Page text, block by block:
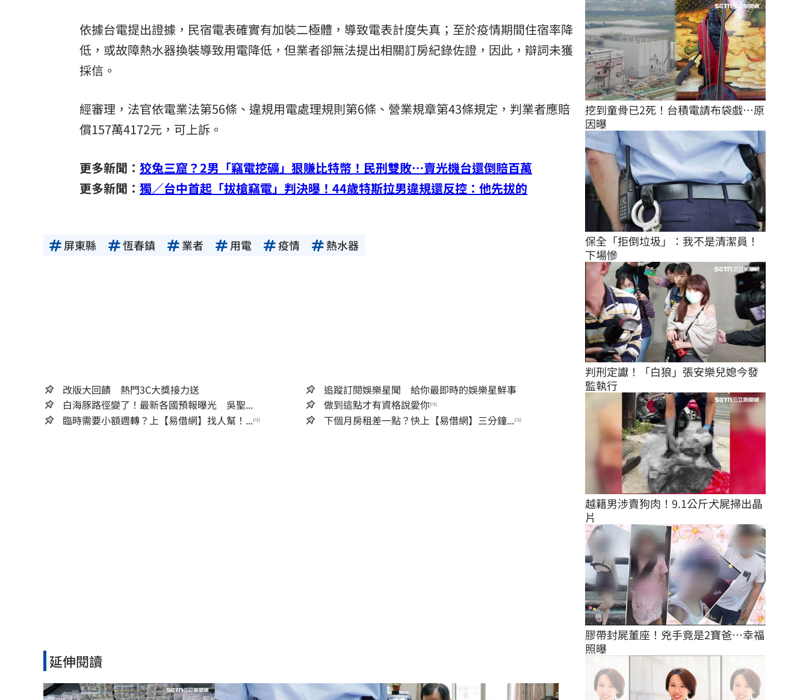
依據台電提出證據，民宿電表確實有加裝二極體，導致電表計度失真；至於疫情期間住宿率降
低，或故障熱水器換裝導致用電降低，但業者卻無法提出相關訂房紀錄佐證，因此，辯詞未獲
採信。
經審理，法官依電業法第56條、違規用電處理規則第6條、營業規章第43條規定，判業者應賠
償157萬4172元，可上訴。
更多新聞： 狡兔三窟？2男「竊電挖礦」狠賺比特幣！民刑雙敗…賣光機台還倒賠百萬
更多新聞： 獨／台中首起「拔槍竊電」判決曝！44歲特斯拉男違規還反控：他先拔的
屏東縣 恆春鎮 業者 用電 疫情 熱水器
改版大回饋 熱門3C大獎接力送
追蹤訂閱娛樂星聞 給你最即時的娛樂星鮮事
白海豚路徑變了！最新各國預報曝光 吳聖...
做到這點才有資格說愛你PR
臨時需要小額週轉？上【易借網】找人幫！...PR 下個月房租差一點？快上【易借網】三分鐘...PR
延伸閱讀
挖到童骨已2死！台積電請布袋戲…原
因曝
保全「拒倒垃圾」：我不是清潔員！
下場慘
判刑定讞！「白狼」張安樂兒媳今發
監執行
越籍男涉賣狗肉！9.1公斤犬屍掃出晶
片
膠帶封屍董座！兇手竟是2寶爸…幸福
照曝